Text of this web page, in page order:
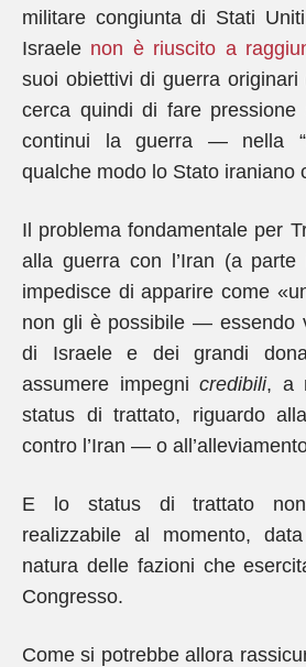
militare congiunta di Stati
Israele non è riuscito a
suoi obiettivi di guerra
cerca quindi di fare pressione
continui la guerra — nella
qualche modo lo Stato iraniano
Il problema fondamentale per
alla guerra con l’Iran (a
impedisce di apparire come
non gli è possibile — essendo
di Israele e dei grandi
assumere impegnicredibili, a
status di trattato, riguardo
contro l’Iran — o
E lo status di trattato non
realizzabile al momento,
natura delle fazioni che
Congresso.
Come si potrebbe allora